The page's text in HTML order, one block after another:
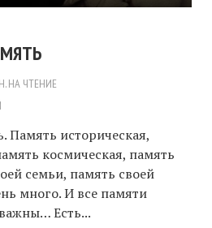
НА ЧТЕНИЕ
Память историческая,
космическая, память
семьи, память своей
много. И все памяти
Есть...